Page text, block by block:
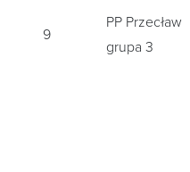
9
PP Przecław
grupa 3